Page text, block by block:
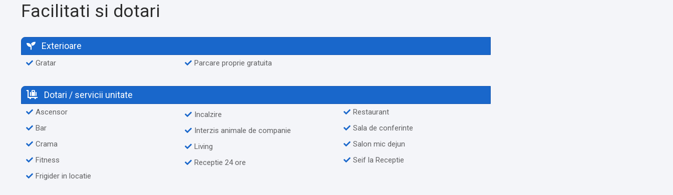
Facilitati si dotari
Exterioare
Gratar Parcare proprie gratuita
Dotari / servicii unitate
Ascensor
Bar
Crama
Fitness
Frigider in locatie
Incalzire
Interzis animale de companie
Living
Receptie 24 ore
Restaurant
Sala de conferinte
Salon mic dejun
Seif la Receptie